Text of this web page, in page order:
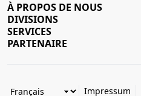
À PROPOS DE NOUS
DIVISIONS
SERVICES
PARTENAIRE
Impressum